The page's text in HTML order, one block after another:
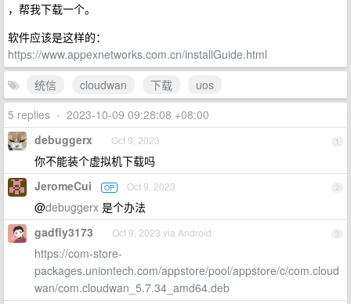
，帮我下载一个。
软件应该是这样的：
https://www.appexnetworks.com.cn/installGuide.html
统信
cloudwan 下载
uos
5 replies • 2023-10-09 09:28:08 +08:00
1
debuggerx Oct 9, 2023
你不能装个虚拟机下载吗
2
JeromeCui OP Oct 9, 2023
@debuggerx 是个办法
3
gadfly3173 Oct 9, 2023 via Android
https://com-store-
packages.uniontech.com/appstore/pool/appstore/c/com.cloud
wan/com.cloudwan_5.7.34_amd64.deb